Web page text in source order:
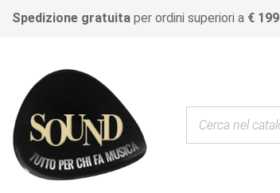
Spedizione gratuita per ordini superiori a € 199